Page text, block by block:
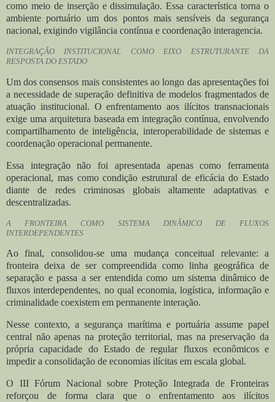
como meio de inserção e dissimulação. Essa característica torna o
ambiente portuário um dos pontos mais sensíveis da segurança
nacional, exigindo vigilância contínua e coordenação interagencia.
INTEGRAÇÃO INSTITUCIONAL COMO EIXO ESTRUTURANTE DA
RESPOSTA DO ESTADO
Um dos consensos mais consistentes ao longo das apresentações foi
a necessidade de superação definitiva de modelos fragmentados de
atuação institucional. O enfrentamento aos ilícitos transnacionais
exige uma arquitetura baseada em integração contínua, envolvendo
compartilhamento de inteligência, interoperabilidade de sistemas e
coordenação operacional permanente.
Essa integração não foi apresentada apenas como ferramenta
operacional, mas como condição estrutural de eficácia do Estado
diante de redes criminosas globais altamente adaptativas e
descentralizadas.
A FRONTEIRA COMO SISTEMA DINÂMICO DE FLUXOS
INTERDEPENDENTES
Ao final, consolidou-se uma mudança conceitual relevante: a
fronteira deixa de ser compreendida como linha geográfica de
separação e passa a ser entendida como um sistema dinâmico de
fluxos interdependentes, no qual economia, logística, informação e
criminalidade coexistem em permanente interação.
Nesse contexto, a segurança marítima e portuária assume papel
central não apenas na proteção territorial, mas na preservação da
própria capacidade do Estado de regular fluxos econômicos e
impedir a consolidação de economias ilícitas em escala global.
O III Fórum Nacional sobre Proteção Integrada de Fronteiras
reforçou de forma clara que o enfrentamento aos ilícitos